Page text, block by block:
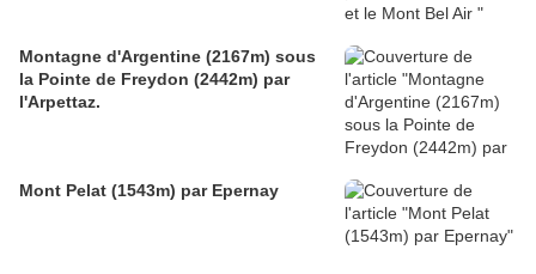
Montagne d'Argentine (2167m) sous
la Pointe de Freydon (2442m) par
l'Arpettaz.
Mont Pelat (1543m) par Epernay